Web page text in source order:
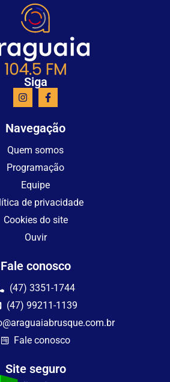
Siga
Navegação
Quem somos
Programação
Equipe
de privacidade
Cookies do site
Ouvir
Fale conosco
(47) 3351-1744
(47) 99211-1139
Fale conosco
Site seguro